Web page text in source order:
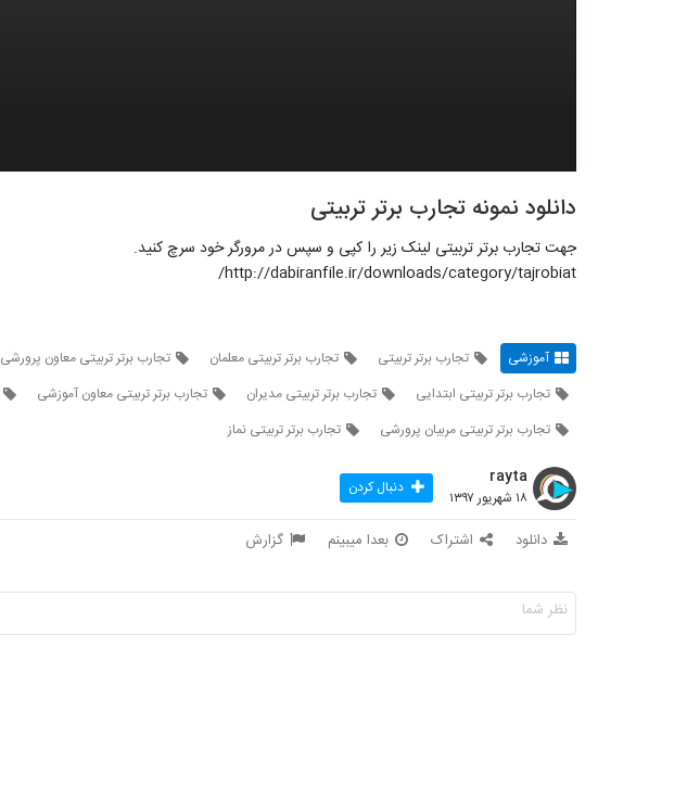
دانلود نمونه تجارب برتر تربیتی
جهت تجارب برتر تربیتی لینک زیر را کپی و سپس در مرورگر خود سرچ کنید.
http://dabiranfile.ir/downloads/category/tajrobiat/
آموزشی تجارب برتر تربیتی تجارب برتر تربیتی معلمان تجارب برتر تربیتی معاون پرورشی
تجارب برتر تربیتی ابتدایی
تجارب برتر تربیتی مدیران تجارب برتر تربیتی معاون آموزشی
تجارب برتر تربیتی مربیان پرورشی
تجارب برتر تربیتی نماز
rayta
۱۸ شهریور ۱۳۹۷ دنبال کردن
دانلود اشتراک بعدا میبینم گزارش